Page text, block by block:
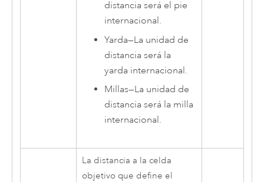
distancia será el pie
internacional.
Yarda—La unidad de
distancia será la
yarda internacional.
Millas—La unidad de
distancia será la milla
internacional.
La distancia a la celda
objetivo que define el